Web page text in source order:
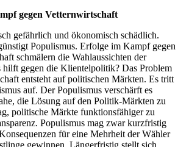
gegen Vetternwirtschaft
gefährlich und ökonomisch schädlich.
Populismus. Erfolge im Kampf gegen
schmälern die Wahlaussichten der
hilft gegen die Klientelpolitik? Das Problem
entsteht auf politischen Märkten. Es tritt
auf. Der Populismus verschärft es
die Lösung auf den Politik-Märkten zu
politische Märkte funktionsfähiger zu
Populismus mag zwar kurzfristig
für eine Mehrheit der Wähler